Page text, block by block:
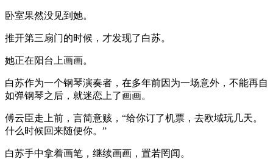
卧室果然没见到她。
推开第三扇门的时候，才发现了白苏。
她正在阳台上画画。
白苏作为一个钢琴演奏者，在多年前因为一场意外，不能再自
如弹钢琴之后，就迷恋上了画画。
傅云臣走上前，言简意赅，“给你订了机票，去欧域玩几天。
什么时候回来随便你。”
白苏手中拿着画笔，继续画画，置若罔闻。